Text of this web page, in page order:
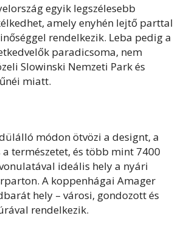
egyik legszélesebb
amely enyhén lejtő parttal
rendelkezik. Leba pedig a
paradicsoma, nem
Slowinski Nemzeti Park és
miatt.
módon ötvözi a designt, a
természetet, és több mint 7400
ideális hely a nyári
A koppenhágai Amager
hely – városi, gondozott és
rendelkezik.